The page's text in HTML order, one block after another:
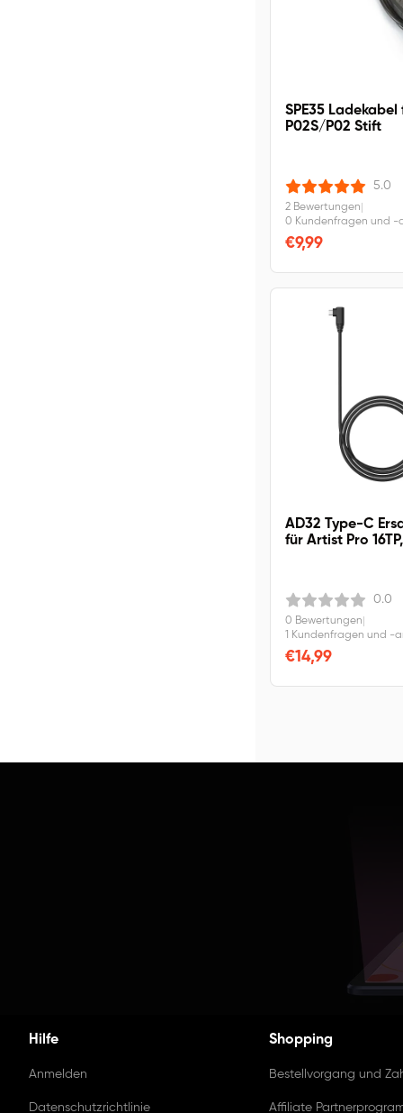
SPE35 Ladekabel
P02S/P02 Stift
5.0
2 Bewertungen
0 Kundenfragen und -
€9,99
AD32 Type-C
für Artist Pro
0.0
0 Bewertungen
1 Kundenfragen und -
€14,99
Hilfe
Anmelden
Datenschutzrichtlinie
Shopping
Bestellvorgang und
Affiliate